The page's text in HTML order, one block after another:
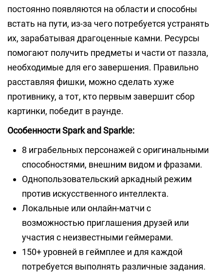
постоянно появляются на области и способны
встать на пути, из-за чего потребуется устранять
их, зарабатывая драгоценные камни. Ресурсы
помогают получить предметы и части от паззла,
необходимые для его завершения. Правильно
расставляя фишки, можно сделать хуже
противнику, а тот, кто первым завершит сбор
картинки, победит в раунде.
Особенности Spark and Sparkle:
8 играбельных персонажей с оригинальными
способностями, внешним видом и фразами.
Однопользовательский аркадный режим
против искусственного интеллекта.
Локальные или онлайн-матчи с
возможностью приглашения друзей или
участия с неизвестными геймерами.
150+ уровней в геймплее и для каждой
потребуется выполнять различные задания.